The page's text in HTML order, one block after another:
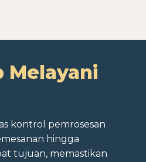
Melayani
kontrol pemrosesan
hingga
tujuan, memastikan